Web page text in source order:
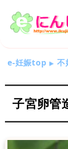
e-妊娠top 不
子宮卵管